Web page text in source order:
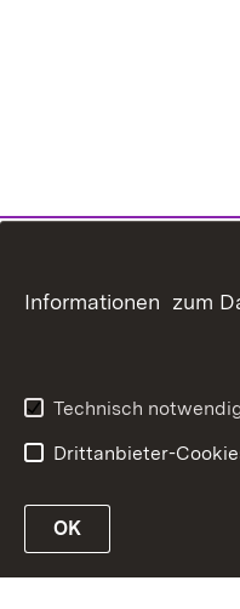
Informationen zum
Technisch
Drittanbieter-
OK